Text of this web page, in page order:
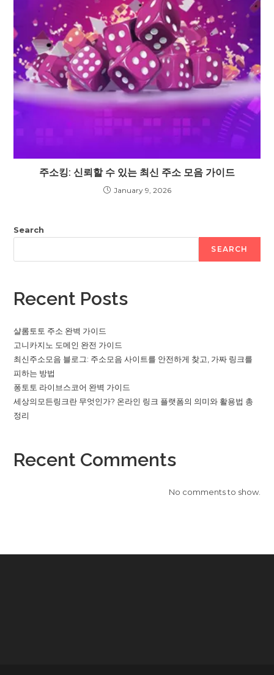
주소킹: 신뢰할 수 있는 최신 주소 모음 가이드
January 9, 2026
Search
SEARCH
Recent Posts
샬롬토토 주소 완벽 가이드
고니카지노 도메인 완전 가이드
최신주소모음 블로그: 주소모음 사이트를 안전하게 찾고, 가짜 링크를
피하는 방법
퐁토토 라이브스코어 완벽 가이드
세상의모든링크란 무엇인가? 온라인 링크 플랫폼의 의미와 활용법 총
정리
Recent Comments
No comments to show.